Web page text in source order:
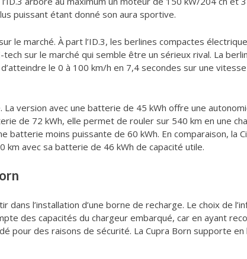
puissant étant donné son aura sportive.
le marché. À part l’ID.3, les berlines compactes
sur le marché qui semble être un sérieux rival. La
le 0 à 100 km/h en 7,4 secondes sur une
version avec une batterie de 45 kWh offre une
de 72 kWh, elle permet de rouler sur 540 km en une
moins puissante de 60 kWh. En comparaison, la
km avec sa batterie de 46 kWh de capacité utile.
l’installation d’une borne de recharge. Le choix de
des capacités du chargeur embarqué, car en ayant
pour des raisons de sécurité. La Cupra Born supporte en